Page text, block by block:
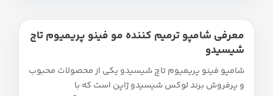
معرفی شامپو ترمیم‌ کننده مو فینو پریمیوم تاچ
شیسیدو
شامپو فینو پریمیوم تاچ شیسیدو یکی از محصولات محبوب
و پرفروش برند لوکس شیسیدو ژاپن است که با